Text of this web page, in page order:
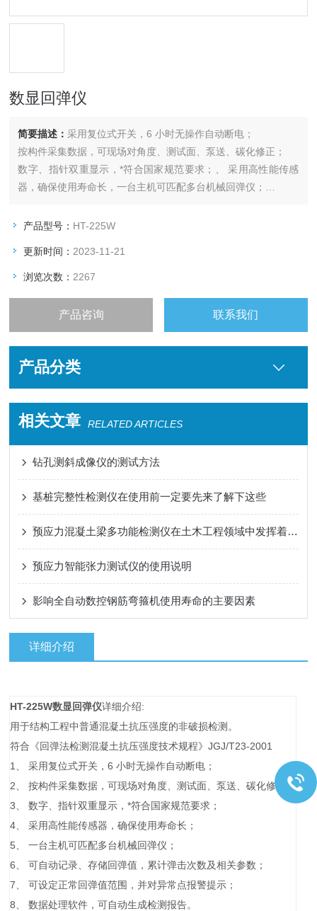
数显回弹仪
简要描述： 采用复位式开关，6 小时无操作自动断电；
按构件采集数据，可现场对角度、测试面、泵送、碳化修正；
数字、指针双重显示，*符合国家规范要求；、 采用高性能传感
器，确保使用寿命长，一台主机可匹配多台机械回弹仪；
可设定正常回弹值范围，并对异常点报警提示；
产品型号： HT-225W
更新时间： 2023-11-21
浏览次数： 2267
产品咨询 联系我们
产品分类
相关文章 RELATED ARTICLES
钻孔测斜成像仪的测试方法
基桩完整性检测仪在使用前一定要先来了解下这些
预应力混凝土梁多功能检测仪在土木工程领域中发挥着重要作用
预应力智能张力测试仪的使用说明
影响全自动数控钢筋弯箍机使用寿命的主要因素
详细介绍
HT-225W数显回弹仪详细介绍:
用于结构工程中普通混凝土抗压强度的非破损检测。
符合《回弹法检测混凝土抗压强度技术规程》JGJ/T23-2001
1、 采用复位式开关，6 小时无操作自动断电；
2、 按构件采集数据，可现场对角度、测试面、泵送、碳化修正；
3、 数字、指针双重显示，*符合国家规范要求；
4、 采用高性能传感器，确保使用寿命长；
5、 一台主机可匹配多台机械回弹仪；
6、 可自动记录、存储回弹值，累计弹击次数及相关参数；
7、 可设定正常回弹值范围，并对异常点报警提示；
8、 数据处理软件，可自动生成检测报告。